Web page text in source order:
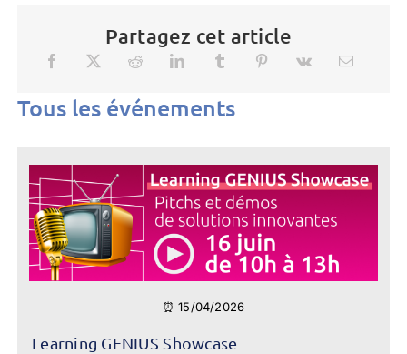
Partagez cet article
Tous les événements
⏰ 15/04/2026
Learning GENIUS Showcase